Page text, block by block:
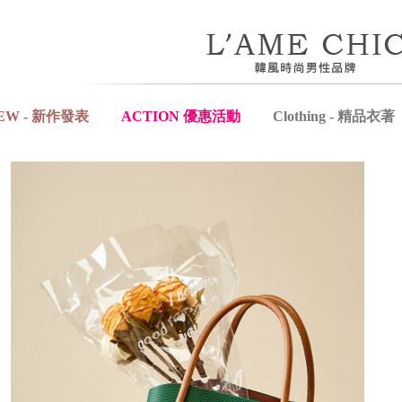
- 新作發表 ACTION 優惠活動 Clothing - 精品衣著